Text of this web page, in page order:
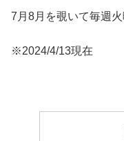
7月8月を覗いて毎週
※2024/4/13現在